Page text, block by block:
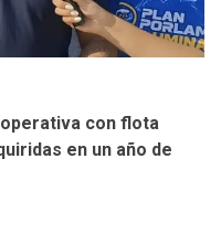
con flota
en un año de